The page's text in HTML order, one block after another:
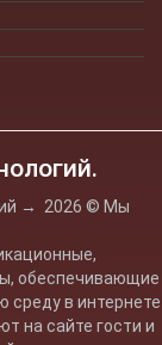
→ 2026 © Мы
обеспечивающие
среду в интернете
на сайте гости и